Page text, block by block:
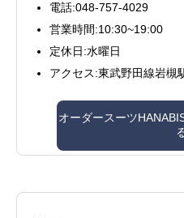
電話:048-757-4029
営業時間:10:30~19:00
定休日:水曜日
アクセス:東武野田線岩槻
オーダースーツ